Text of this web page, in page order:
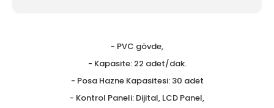
- PVC gövde,
- Kapasite: 22 adet/dak.
- Posa Hazne Kapasitesi: 30 adet
- Kontrol Paneli: Dijital, LCD Panel,